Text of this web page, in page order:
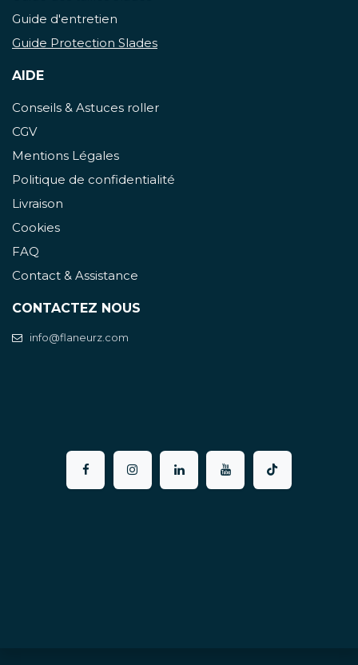
Guide d'entretien
Guide Protection Slades
AIDE
Conseils & Astuces roller
CGV
Mentions Légales
Politique de confidentialité
Livraison
Cookies
FAQ
Contact & Assistance
CONTACTEZ NOUS
info@flaneurz.com